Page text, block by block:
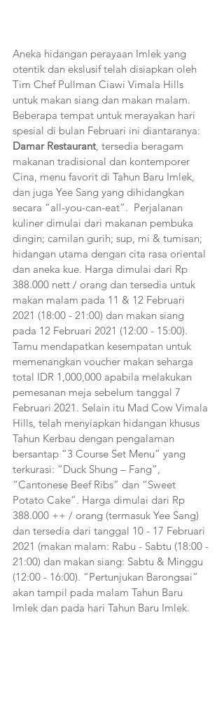
Aneka hidangan perayaan Imlek yang
otentik dan ekslusif telah disiapkan oleh
Tim Chef Pullman Ciawi Vimala Hills
untuk makan siang dan makan malam.
Beberapa tempat untuk merayakan hari
spesial di bulan Februari ini diantaranya:
Damar Restaurant, tersedia beragam
makanan tradisional dan kontemporer
Cina, menu favorit di Tahun Baru Imlek,
dan juga Yee Sang yang dihidangkan
secara “all-you-can-eat”.  Perjalanan
kuliner dimulai dari makanan pembuka
dingin; camilan gurih; sup, mi & tumisan;
hidangan utama dengan cita rasa oriental
dan aneka kue. Harga dimulai dari Rp
388.000 nett / orang dan tersedia untuk
makan malam pada 11 & 12 Februari
2021 (18:00 - 21:00) dan makan siang
pada 12 Februari 2021 (12:00 - 15:00).
Tamu mendapatkan kesempatan untuk
memenangkan voucher makan seharga
total IDR 1,000,000 apabila melakukan
pemesanan meja sebelum tanggal 7
Februari 2021. Selain itu Mad Cow Vimala
Hills, telah menyiapkan hidangan khusus
Tahun Kerbau dengan pengalaman
bersantap “3 Course Set Menu” yang
terkurasi: “Duck Shung – Fang”,
“Cantonese Beef Ribs” dan “Sweet
Potato Cake”. Harga dimulai dari Rp
388.000 ++ / orang (termasuk Yee Sang)
dan tersedia dari tanggal 10 - 17 Februari
2021 (makan malam: Rabu - Sabtu (18:00 -
21:00) dan makan siang: Sabtu & Minggu
(12:00 - 16:00). “Pertunjukan Barongsai”
akan tampil pada malam Tahun Baru
Imlek dan pada hari Tahun Baru Imlek.